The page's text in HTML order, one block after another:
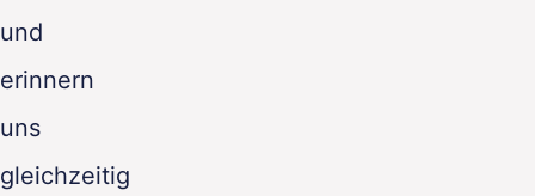
und
erinnern
uns
gleichzeitig